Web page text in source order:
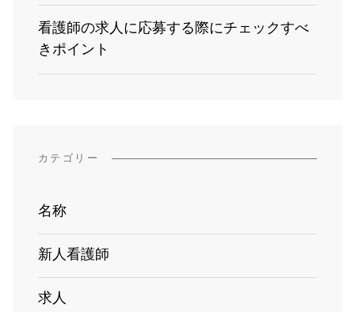
看護師の求人に応募する際にチェックすべ
きポイント
カテゴリー
名称
新人看護師
求人